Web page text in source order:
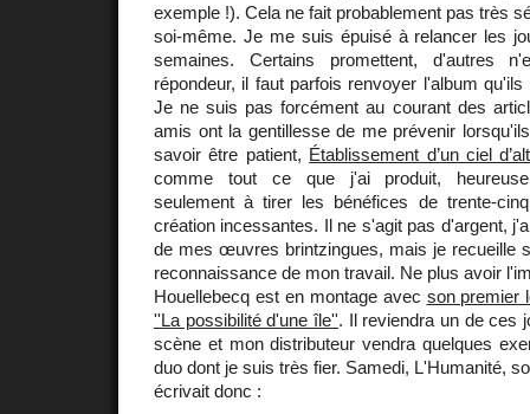
exemple !). Cela ne fait probablement pas très
soi-même. Je me suis épuisé à relancer les
semaines. Certains promettent, d'autres
répondeur, il faut parfois renvoyer l'album
Je ne suis pas forcément au courant des
amis ont la gentillesse de me prévenir
savoir être patient, Établissement d’un ciel
comme tout ce que j'ai produit,
seulement à tirer les bénéfices de trente-
création incessantes. Il ne s'agit pas d'argent,
de mes œuvres brintzingues, mais je recueille
reconnaissance de mon travail. Ne plus avoir
Houellebecq est en montage avec son premier
''La possibilité d'une île''. Il reviendra un de ces
scène et mon distributeur vendra quelques
duo dont je suis très fier. Samedi, L'Humanité,
écrivait donc :